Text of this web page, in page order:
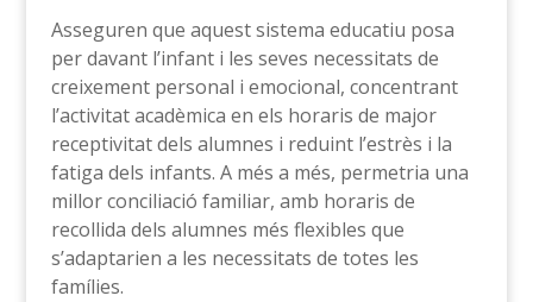
Asseguren que aquest sistema educatiu posa
per davant l’infant i les seves necessitats de
creixement personal i emocional, concentrant
l’activitat acadèmica en els horaris de major
receptivitat dels alumnes i reduint l’estrès i la
fatiga dels infants. A més a més, permetria una
millor conciliació familiar, amb horaris de
recollida dels alumnes més flexibles que
s’adaptarien a les necessitats de totes les
famílies.